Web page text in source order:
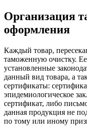
Организация
оформления
Каждый товар,
таможенную очистку.
установленные
данный вид товара, а
сертификаты:
эпидемиологическое
сертификат, либо
данная продукция не
по тому или иному